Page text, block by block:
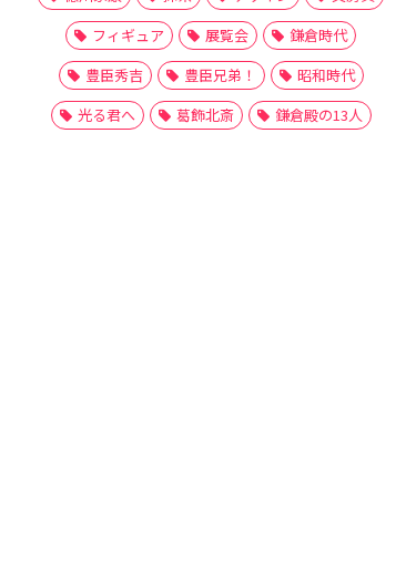
フィギュア
展覧会
鎌倉時代
豊臣秀吉
豊臣兄弟！
昭和時代
光る君へ
葛飾北斎 鎌倉殿の13人